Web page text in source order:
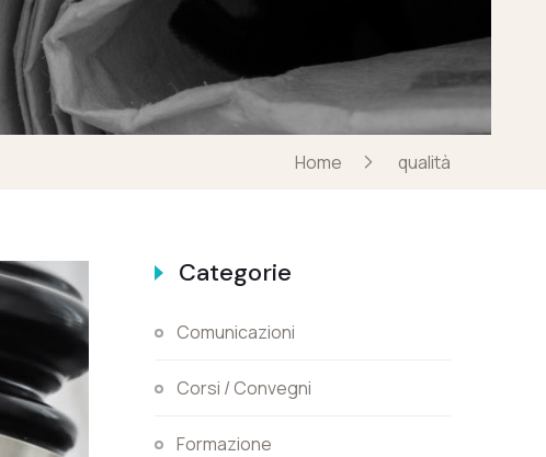
Home qualità
Categorie
Comunicazioni
Corsi / Convegni
Formazione